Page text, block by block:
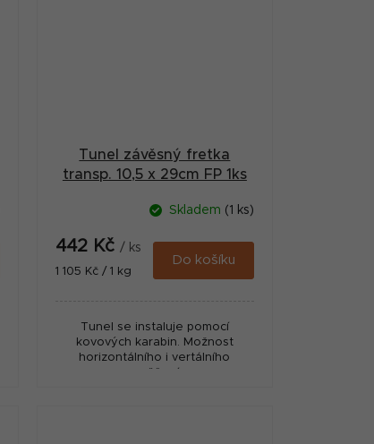
Tunel závěsný fretka
transp. 10,5 x 29cm FP 1ks
Skladem (1 ks)
442 Kč / ks
Měrná
1 105 Kč / 1 kg
Do košíku
Tunel se instaluje pomocí
kovových karabin. Možnost
horizontálního i vertálního
zavěšení.